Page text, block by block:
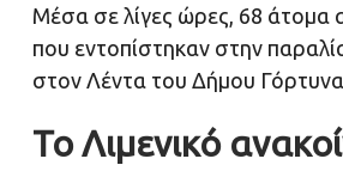
Μέσα σε λίγες ώρες, 68 άτομα
που εντοπίστηκαν στην
στον Λέντα του Δήμου
Το Λιμενικό